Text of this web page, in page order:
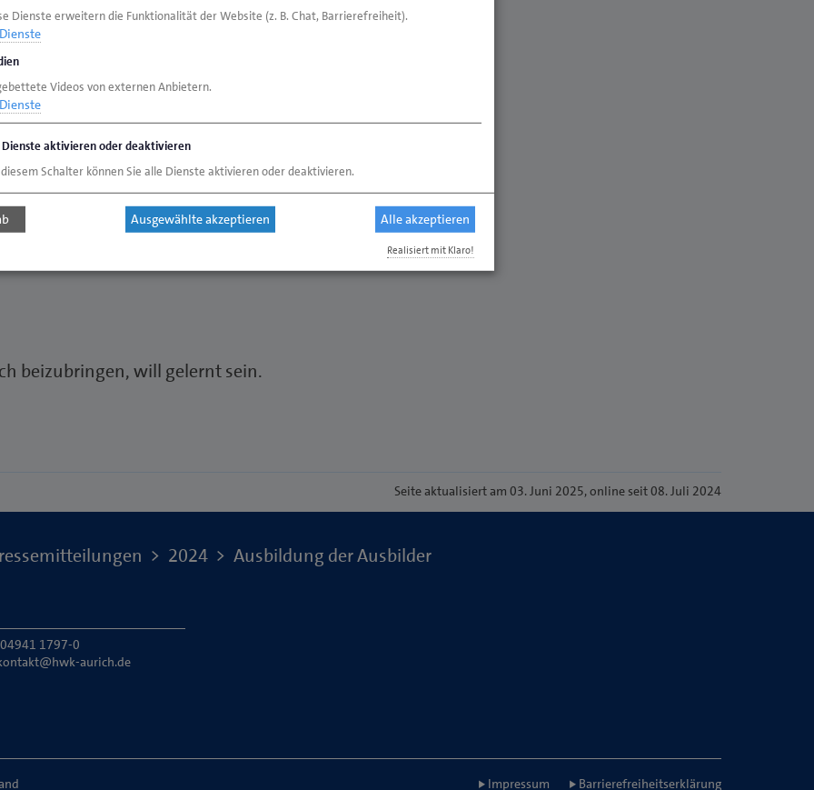
ausbilden möchte, sollte zu seinem
Kenntnisse erwerben. Die
diese: Am Montag, 2. September,
Straße des Handwerks 2, ein zweiwöchiger
(AdA). Dieser Lehrgang
Berufsabschluss oder eine gleichwertige
Bereich. Informationen und
1797 -36, E-Maili.hagen@hwk-aurich.de
beizubringen, will gelernt sein.
Seiteaktualisiert am 03. Juni 2025, online seit 08. Juli 2024
2024 Ausbildung der Ausbilder
1797-0
aurich.de
Impressum Barrierefreiheitserklärung
Dienste erweitern die Funktionalität der Website (z. B. Chat, Barrierefreiheit).
Dienste
Videos von externen Anbietern.
Dienste
Dienste aktivieren oder deaktivieren
Schalter können Sie alle Dienste aktivieren oder deaktivieren.
Ausgewählte akzeptieren Alle akzeptieren
Realisiert mit Klaro!